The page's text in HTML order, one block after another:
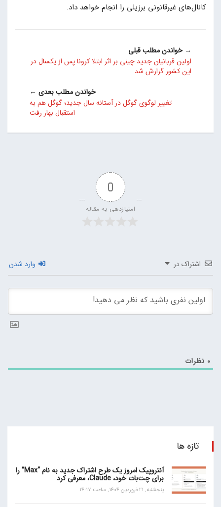
کانال‌های غیرقانونی برزیلی را انجام خواهد داد.
→ خواندن مطلب قبلی
اولین قربانیان جدید چینی بر اثر ابتلا کرونا پس از یکسال در
این کشور گزارش شد
خواندن مطلب بعدی ←
تغییر لوگوی گوگل در آستانه سال جدید؛ گوگل هم به
استقبال بهار رفت
0
امتیازدهی به مقاله
اشتراک در وارد شدن
0 نظرات
تازه ها
آنتروپیک امروز یک طرح اشتراک جدید به نام “Max” را
برای چت‌بات خود، Claude، معرفی کرد
پنجشنبه, 21 فروردین 1404, ساعت 14:17